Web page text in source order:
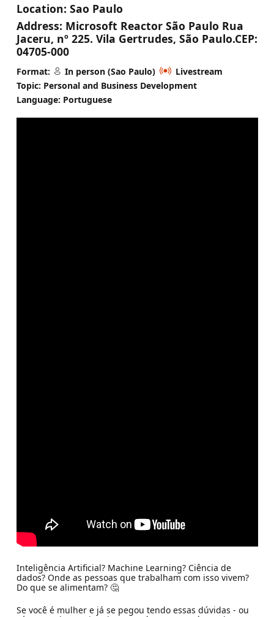
Location: Sao Paulo
Address: Microsoft Reactor São Paulo Rua
Jaceru, nº 225. Vila Gertrudes, São Paulo.CEP:
04705-000
Format: In person (Sao Paulo)
Livestream
Topic: Personal and Business Development
Language: Portuguese
Inteligência Artificial? Machine Learning? Ciência de
dados? Onde as pessoas que trabalham com isso vivem?
Do que se alimentam? 🤔
Se você é mulher e já se pegou tendo essas dúvidas - ou